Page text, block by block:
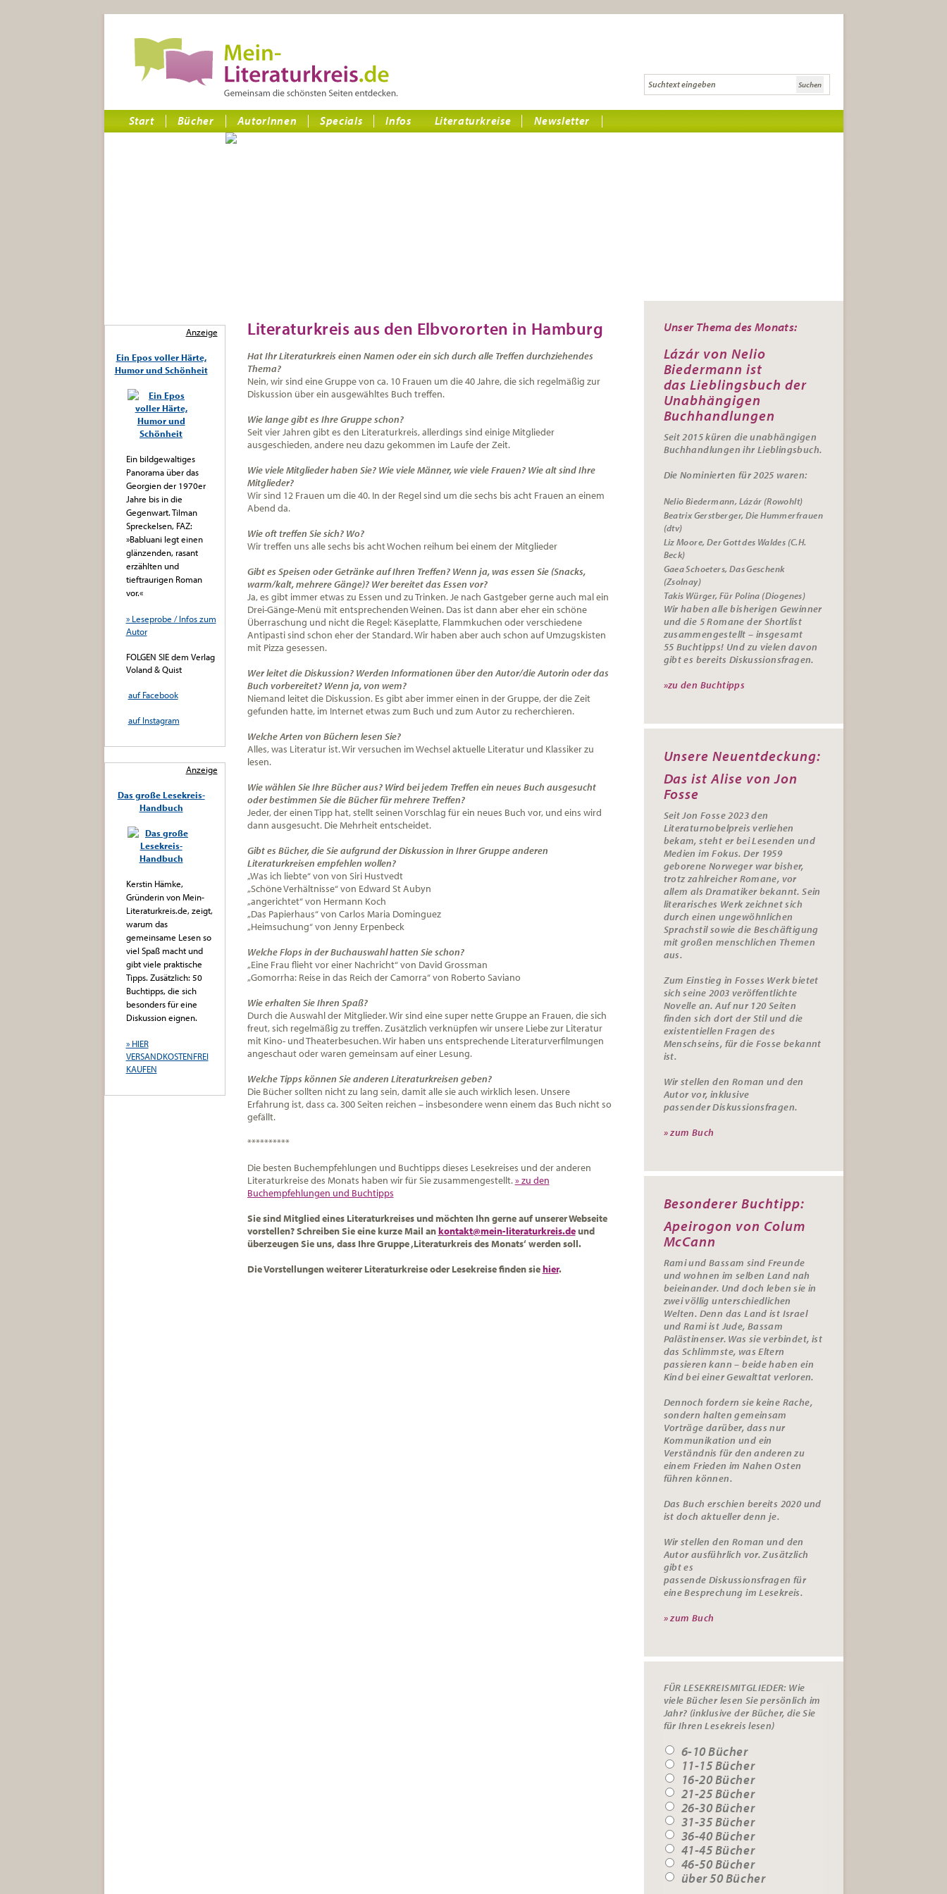
Start Bücher AutorInnen Specials Infos Literaturkreise
Newsletter
Literaturkreis aus den Elbvororten in Hamburg
Hat Ihr Literaturkreis einen Namen oder ein sich durch alle Treffen durchziehendes
Thema?
Nein, wir sind eine Gruppe von ca. 10 Frauen um die 40 Jahre, die sich regelmäßig zur
Diskussion über ein ausgewähltes Buch treffen.
Wie lange gibt es Ihre Gruppe schon?
Seit vier Jahren gibt es den Literaturkreis, allerdings sind einige Mitglieder
ausgeschieden, andere neu dazu gekommen im Laufe der Zeit.
Wie viele Mitglieder haben Sie? Wie viele Männer, wie viele Frauen? Wie alt sind Ihre
Mitglieder?
Wir sind 12 Frauen um die 40. In der Regel sind um die sechs bis acht Frauen an einem
Abend da.
Wie oft treffen Sie sich? Wo?
Wir treffen uns alle sechs bis acht Wochen reihum bei einem der Mitglieder
Gibt es Speisen oder Getränke auf Ihren Treffen? Wenn ja, was essen Sie (Snacks,
warm/kalt, mehrere Gänge)? Wer bereitet das Essen vor?
Ja, es gibt immer etwas zu Essen und zu Trinken. Je nach Gastgeber gerne auch mal ein
Drei-Gänge-Menü mit entsprechenden Weinen. Das ist dann aber eher ein schöne
Überraschung und nicht die Regel: Käseplatte, Flammkuchen oder verschiedene
Antipasti sind schon eher der Standard. Wir haben aber auch schon auf Umzugskisten
mit Pizza gesessen.
Wer leitet die Diskussion? Werden Informationen über den Autor/die Autorin oder das
Buch vorbereitet? Wenn ja, von wem?
Niemand leitet die Diskussion. Es gibt aber immer einen in der Gruppe, der die Zeit
gefunden hatte, im Internet etwas zum Buch und zum Autor zu recherchieren.
Welche Arten von Büchern lesen Sie?
Alles, was Literatur ist. Wir versuchen im Wechsel aktuelle Literatur und Klassiker zu
lesen.
Wie wählen Sie Ihre Bücher aus? Wird bei jedem Treffen ein neues Buch ausgesucht
oder bestimmen Sie die Bücher für mehrere Treffen?
Jeder, der einen Tipp hat, stellt seinen Vorschlag für ein neues Buch vor, und eins wird
dann ausgesucht. Die Mehrheit entscheidet.
Gibt es Bücher, die Sie aufgrund der Diskussion in Ihrer Gruppe anderen
Literaturkreisen empfehlen wollen?
„Was ich liebte“ von von Siri Hustvedt
„Schöne Verhältnisse“ von Edward St Aubyn
„angerichtet“ von Hermann Koch
„Das Papierhaus“ von Carlos Maria Dominguez
„Heimsuchung“ von Jenny Erpenbeck
Welche Flops in der Buchauswahl hatten Sie schon?
„Eine Frau flieht vor einer Nachricht“ von David Grossman
„Gomorrha: Reise in das Reich der Camorra“von Roberto Saviano
Wie erhalten Sie Ihren Spaß?
Durch die Auswahl der Mitglieder. Wir sind eine super nette Gruppe an Frauen, die sich
freut, sich regelmäßig zu treffen. Zusätzlich verknüpfen wir unsere Liebe zur Literatur
mit Kino- und Theaterbesuchen. Wir haben uns entsprechende Literaturverfilmungen
angeschaut oder waren gemeinsam auf einer Lesung.
Welche Tipps können Sie anderen Literaturkreisen geben?
Die Bücher sollten nicht zu lang sein, damit alle sie auch wirklich lesen. Unsere
Erfahrung ist, dass ca. 300 Seiten reichen – insbesondere wenn einem das Buch nicht so
gefällt.
**********
Die besten Buchempfehlungen und Buchtipps dieses Lesekreises und der anderen
Literaturkreise des Monats haben wir für Sie zusammengestellt.» zu den
Buchempfehlungen und Buchtipps
Sie sind Mitglied eines Literaturkreises und möchten Ihn gerne auf unserer Webseite
vorstellen? Schreiben Sie eine kurze Mail ankontakt@mein-literaturkreis.deund
überzeugen Sie uns, dass Ihre Gruppe ‚Literaturkreis des Monats‘ werden soll.
Die Vorstellungen weiterer Literaturkreise oder Lesekreise finden siehier.
Anzeige
Ein Epos voller Härte,
Humor und Schönheit
Ein bildgewaltiges
Panorama über das
Georgien der 1970er
Jahre bis in die
Gegenwart. Tilman
Spreckelsen, FAZ:
»Babluani legt einen
glänzenden, rasant
erzählten und
tieftraurigen Roman
vor.«
» Leseprobe / Infos zum
Autor
FOLGEN SIE dem Verlag
Voland & Quist
auf Facebook
auf Instagram
Anzeige
Das große Lesekreis-
Handbuch
Kerstin Hämke,
Gründerin von Mein-
Literaturkreis.de, zeigt,
warum das
gemeinsame Lesen so
viel Spaß macht und
gibt viele praktische
Tipps. Zusätzlich: 50
Buchtipps, die sich
besonders für eine
Diskussion eignen.
» HIER
VERSANDKOSTENFREI
KAUFEN
Unser Thema des Monats:
Lázár von Nelio
Biedermann ist
dasLieblingsbuch der
Unabhängigen
Buchhandlungen
Seit 2015 küren die unabhängigen
Buchhandlungen ihr Lieblingsbuch.
Die Nominierten für 2025 waren:
Nelio Biedermann, Lázár (Rowohlt)
Beatrix Gerstberger, Die Hummerfrauen
(dtv)
Liz Moore, Der Gott des Waldes (C.H.
Beck)
Gaea Schoeters, Das Geschenk
(Zsolnay)
Takis Würger, Für Polina (Diogenes)
Wir haben alle bisherigen Gewinner
und die 5 Romane der Shortlist
zusammengestellt – insgesamt
55 Buchtipps! Und zu vielen davon
gibt es bereits Diskussionsfragen.
»zu den Buchtipps
Unsere Neuentdeckung:
Das ist Alise von Jon
Fosse
Seit Jon Fosse 2023 den
Literaturnobelpreis verliehen
bekam, steht er bei Lesenden und
Medien im Fokus. Der 1959
geborene Norweger war bisher,
trotz zahlreicher Romane, vor
allem als Dramatiker bekannt. Sein
literarisches Werk zeichnet sich
durch einen ungewöhnlichen
Sprachstil sowie die Beschäftigung
mit großen menschlichen Themen
aus.
Zum Einstieg in Fosses Werk bietet
sich seine 2003 veröffentlichte
Novelle an. Auf nur 120 Seiten
finden sich dort der Stil und die
existentiellen Fragen des
Menschseins, für die Fosse bekannt
ist.
Wir stellen den Roman und den
Autor vor, inklusive
passenderDiskussionsfragen.
» zum Buch
Besonderer Buchtipp:
Apeirogon von Colum
McCann
Rami und Bassam sind Freunde
und wohnen im selben Land nah
beieinander. Und doch leben sie in
zwei völlig unterschiedlichen
Welten. Denn das Land ist Israel
und Rami ist Jude, Bassam
Palästinenser. Was sie verbindet, ist
das Schlimmste, was Eltern
passieren kann – beide haben ein
Kind bei einer Gewalttat verloren.
Dennoch fordern sie keine Rache,
sondern halten gemeinsam
Vorträge darüber, dass nur
Kommunikation und ein
Verständnis für den anderen zu
einem Frieden im Nahen Osten
führen können.
Das Buch erschien bereits 2020 und
ist doch aktueller denn je.
Wir stellen den Roman und den
Autor ausführlich vor. Zusätzlich
gibt es
passendeDiskussionsfragenfür
eine Besprechung im Lesekreis.
» zum Buch
FÜR LESEKREISMITGLIEDER: Wie
viele Bücher lesen Sie persönlich im
Jahr? (inklusive der Bücher, die Sie
für Ihren Lesekreis lesen)
6-10 Bücher
11-15 Bücher
16-20 Bücher
21-25 Bücher
26-30 Bücher
31-35 Bücher
36-40 Bücher
41-45 Bücher
46-50 Bücher
über 50 Bücher